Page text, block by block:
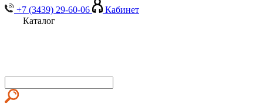
+7 (3439) 29-60-06
Кабинет
Каталог